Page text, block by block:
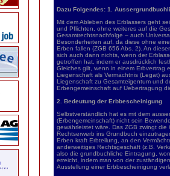
Dazu Folgendes: 1.
Mit dem Ableben des Erblassers geht
und Pflichten, ohne weiteres auf die
Gesamtrechtsnachfolge – auch
Besonderheiten auf, da diese ohne
Erben fallen (ZGB 656 Abs. 2). An
sich auch dann nichts, wenn der
getroffen hat, indem er ausdrücklich
Gleiches gilt, wenn in einem Erbvertrag
Liegenschaft als Vermächtnis (Legat)
Liegenschaft zu Gesamteigentum und
Erbengemeinschaft auf Uebertragung
2. Bedeutung der Erbbescheinigung
Selbstverständlich hat es mit dem
(Erbengemeinschaft) nicht sein
gewährleistet wäre. Das ZGB zwingt
Rechtserwerb ins Grundbuch
Erben kraft Erbteilung, an den
anderweitiges Rechtsgeschäft (z.B.
also die grundbuchliche Eintragung,
erreicht, indem man von der
Ausstellung einer Erbbescheinigung